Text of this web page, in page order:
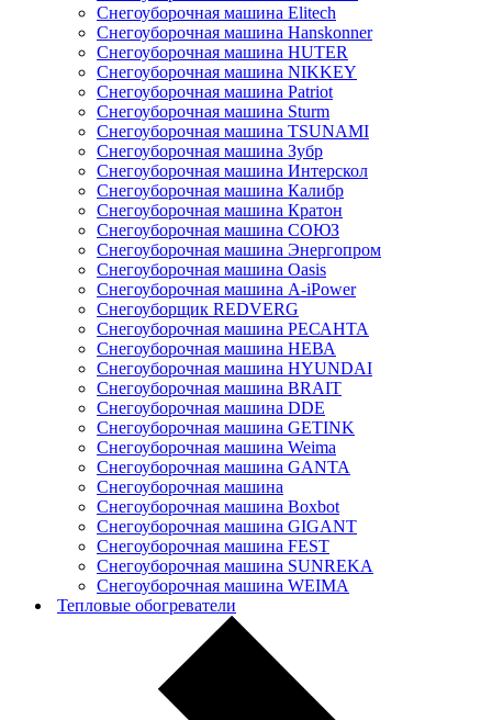
Снегоуборочная машина Elitech
Снегоуборочная машина Hanskonner
Снегоуборочная машина HUTER
Снегоуборочная машина NIKKEY
Снегоуборочная машина Patriot
Снегоуборочная машина Sturm
Снегоуборочная машина TSUNAMI
Снегоуборочная машина Зубр
Снегоуборочная машина Интерскол
Снегоуборочная машина Калибр
Снегоуборочная машина Кратон
Снегоуборочная машина СОЮЗ
Снегоуборочная машина Энергопром
Снегоуборочная машина Oasis
Снегоуборочная машина A-iPower
Снегоуборщик REDVERG
Снегоуборочная машина РЕСАНТА
Снегоуборочная машина НЕВА
Снегоуборочная машина HYUNDAI
Снегоуборочная машина BRAIT
Снегоуборочная машина DDE
Снегоуборочная машина GETINK
Cнегоуборочная машина Weima
Снегоуборочная машина GANTA
Снегоуборочная машина
Снегоуборочная машина Boxbot
Снегоуборочная машина GIGANT
Снегоуборочная машина FEST
Снегоуборочная машина SUNREKA
Снегоуборочная машина WEIMA
Тепловые обогреватели